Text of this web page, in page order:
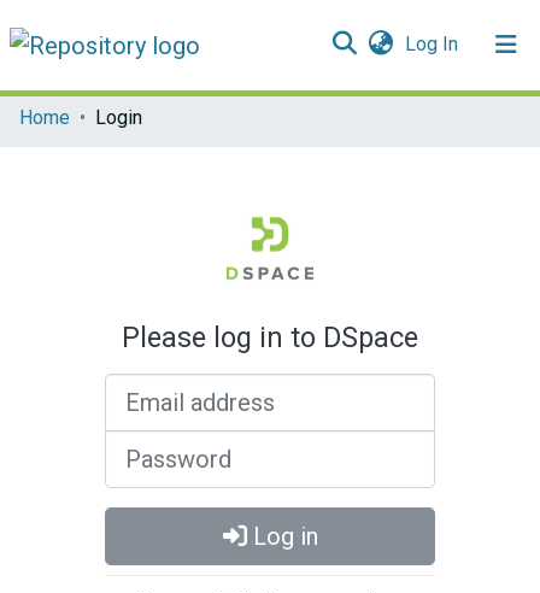
Log In(current)
Communities & Collections
Home Login
Please log in to DSpace
Log in